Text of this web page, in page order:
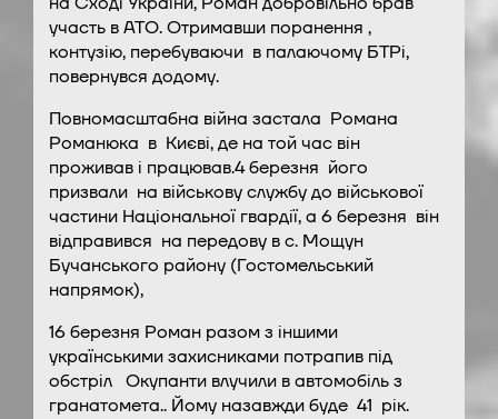
участь в АТО. Отримавши поранення ,
контузію, перебуваючи в палаючому БТРі,
повернувся додому.
Повномасштабна війна застала Романа
Романюка в Києві, де на той час він
проживав і працював.4 березня його
призвали на військову службу до військової
частини Національної гвардії, а 6 березня він
відправився на передову в с. Мощун
Бучанського району (Гостомельський
напрямок),
16 березня Роман разом з іншими
українськими захисниками потрапив під
обстріл Окупанти влучили в автомобіль з
гранатомета.. Йому назавжди буде 41 рік.